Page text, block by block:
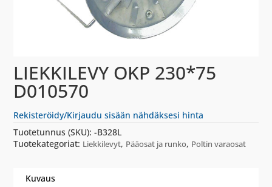
LIEKKILEVY OKP 230*75
D010570
Rekisteröidy/Kirjaudu sisään nähdäksesi hinta
Tuotetunnus (SKU):-B328L
Tuotekategoriat: Liekkilevyt, Pääosat ja runko, Poltin varaosat
Kuvaus